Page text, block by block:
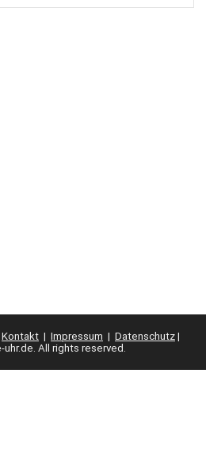
Kontakt | Impressum | Datenschutz |
All rights reserved.